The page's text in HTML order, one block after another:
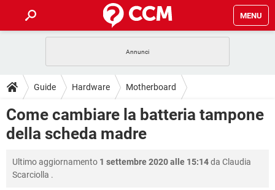
MENU
INTRATTENIMENTO ANDROID
iOS WINDOWS 10
INSTAGRAM
HARDWARE
GUIDE
COVID-19
INTRATTENIMENTO ANDROID
INSTAGRAM WHATSAPP
DOWNLOAD
COVID-19
iOS
FORUM
COVID-19 GAMING
GLOSSARIO
Guide Hardware Motherboard
Come cambiare la batteria tampone
della scheda madre
Ultimo aggiornamento 1 settembre 2020 alle 15:14da Claudia
Scarciolla .